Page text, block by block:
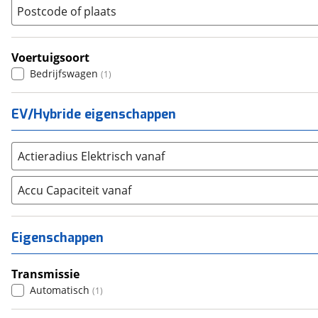
Renault 568
Seat (0)
SKODA (2)
Suzuki (3)
Volkswagen (1122)
Volvo (5)
Alle merken
Abarth (0)
Aiways (0)
Alfa Romeo
Alpina (0)
Alpine (0)
Aston Martin (
Audi (4)
Postcode of plaats
Voertuigsoort
Bedrijfswagen (1)
EV/Hybride eigenschappen
Actieradius Elektrisch vanaf
Accu Capaciteit vanaf
Eigenschappen
Transmissie
Automatisch (1)